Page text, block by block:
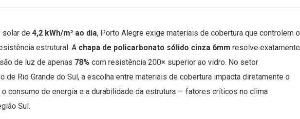
solar de 4,2 kWh/m² ao dia, Porto Alegre exige materiais de cobertura que controlem o
estrutural. A chapa de policarbonato sólido cinza 6mm resolve exatamente
de luz de apenas 78% com resistência 200× superior ao vidro. No setor
de Rio Grande do Sul, a escolha entre materiais de cobertura impacta diretamente o
consumo de energia e a durabilidade da estrutura — fatores críticos no clima
Sul.